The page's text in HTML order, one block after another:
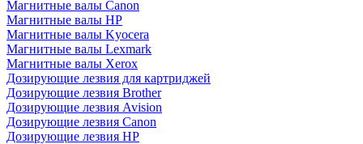
Магнитные валы Canon
Магнитные валы HP
Магнитные валы Kyocera
Магнитные валы Lexmark
Магнитные валы Xerox
Дозирующие лезвия для картриджей
Дозирующие лезвия Brother
Дозирующие лезвия Avision
Дозирующие лезвия Canon
Дозирующие лезвия HP